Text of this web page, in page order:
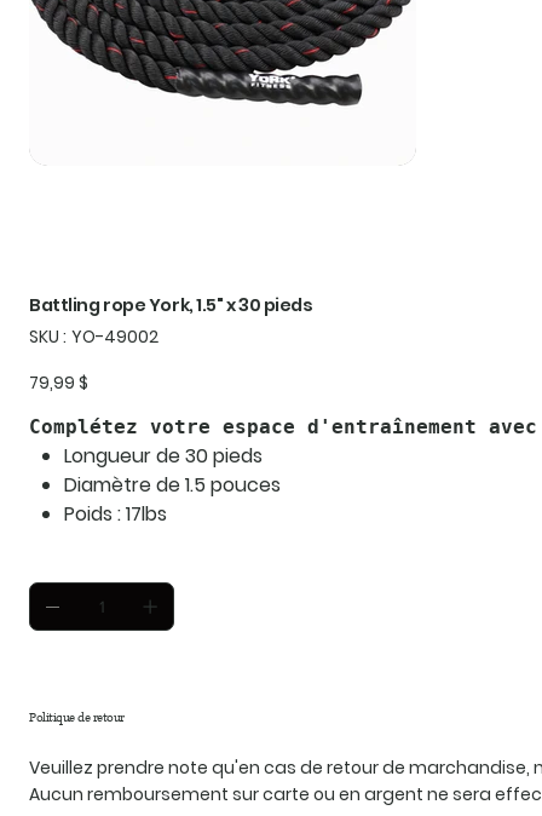
Battling rope York, 1.5" x 30 pieds
SKU : SKU
YO-
YO-49002
Prix
79,99 $
Complétez votre espace d'entraînement
Longueur de 30 pieds
Diamètre de 1.5 pouces
Poids : 17lbs
Politique de retour
Veuillez prendre note qu'en cas de retour de
Aucun remboursement sur carte ou en argent ne sera